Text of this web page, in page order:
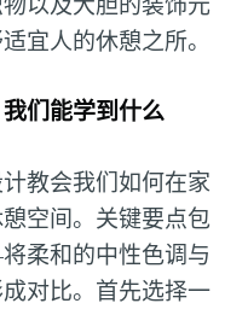
宜人的休憩之所。
们能学到什么
教会我们如何在家
空间。关键要点包
柔和的中性色调与
对比。首先选择一